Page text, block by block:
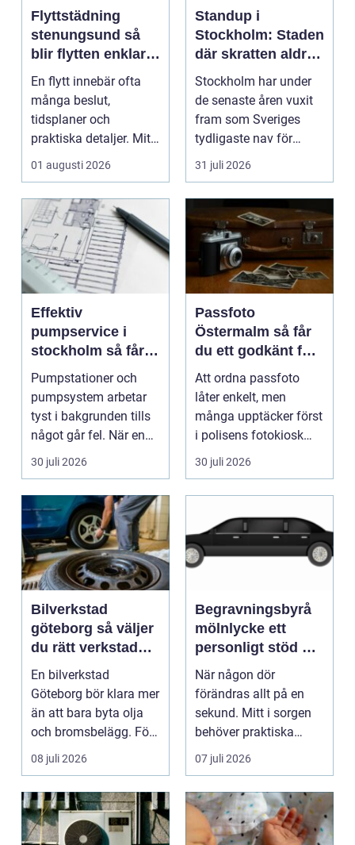
Flyttstädning
stenungsund så
blir flytten enklare
och mer trygg
En flytt innebär ofta
många beslut,
tidsplaner och
praktiska detaljer. Mitt
i allt hamnar
flyttstädn...
01 augusti 2026
Standup i
Stockholm: Staden
där skratten aldrig
tar paus
Stockholm har under
de senaste åren vuxit
fram som Sveriges
tydligaste nav för
livehumor....
31 juli 2026
Effektiv
pumpservice i
stockholm så får
du driftsäkra
anläggningar året
runt
Pumpstationer och
pumpsystem arbetar
tyst i bakgrunden tills
något går fel. När en
pump stannar hand...
30 juli 2026
Passfoto
Östermalm så får
du ett godkänt foto
utan stress
Att ordna passfoto
låter enkelt, men
många upptäcker först
i polisens fotokiosk
eller hos fotografen...
30 juli 2026
Bilverkstad
göteborg så väljer
du rätt verkstad
för din bil
En bilverkstad
Göteborg bör klara mer
än att bara byta olja
och bromsbelägg. För
många bilägare i oc...
08 juli 2026
Begravningsbyrå
mölnlycke ett
personligt stöd när
någon gått bort
När någon dör
förändras allt på en
sekund. Mitt i sorgen
behöver praktiska
frågor få svar: var ska
b...
07 juli 2026